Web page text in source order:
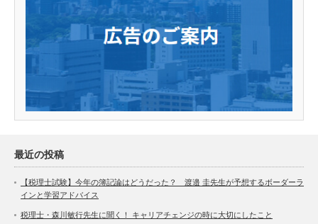
最近の投稿
【税理士試験】今年の簿記論はどうだった？ 渡邉 圭先生が予想するボーダーラ
インと学習アドバイス
税理士・森川敏行先生に聞く！ キャリアチェンジの時に大切にしたこと